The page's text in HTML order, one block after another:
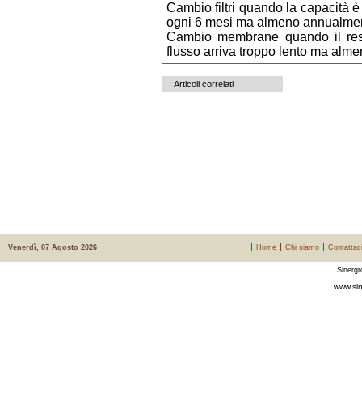
Cambio filtri quando la capacità
ogni 6 mesi ma almeno
Cambio membrane quando il
flusso arriva troppo lento ma
Articoli correlati
Venerdì, 07 Agosto 2026 Home Chi siamo Contattaci